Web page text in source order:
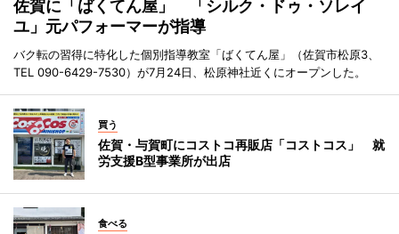
佐賀に「ばくてん屋」 「シルク・ドゥ・ソレイ
ユ」元パフォーマーが指導
バク転の習得に特化した個別指導教室「ばくてん屋」（佐賀市松原3、
TEL 090-6429-7530）が7月24日、松原神社近くにオープンした。
買う
佐賀・与賀町にコストコ再販店「コストコス」 就
労支援B型事業所が出店
食べる